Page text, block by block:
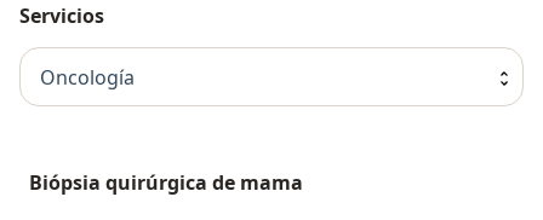
Servicios
Oncología
Biópsia quirúrgica de mama